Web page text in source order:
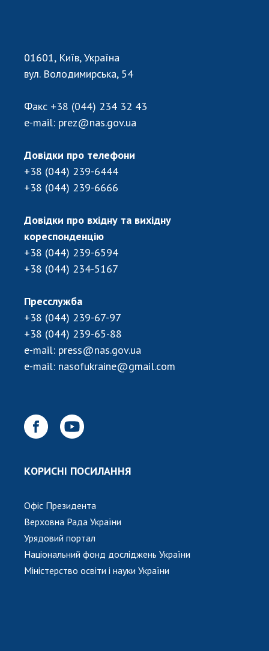
01601, Київ, Україна
вул. Володимирська, 54
Факс +38 (044) 234 32 43
e-mail: prez@nas.gov.ua
Довідки про телефони
+38 (044) 239-6444
+38 (044) 239-6666
Довідки про вхідну та вихідну
кореспонденцію
+38 (044) 239-6594
+38 (044) 234-5167
Пресслужба
+38 (044) 239-67-97
+38 (044) 239-65-88
e-mail: press@nas.gov.ua
e-mail: nasofukraine@gmail.com
КОРИСНІ ПОСИЛАННЯ
Офіс Президента
Верховна Рада України
Урядовий портал
Національний фонд досліджень України
Міністерство освіти і науки України